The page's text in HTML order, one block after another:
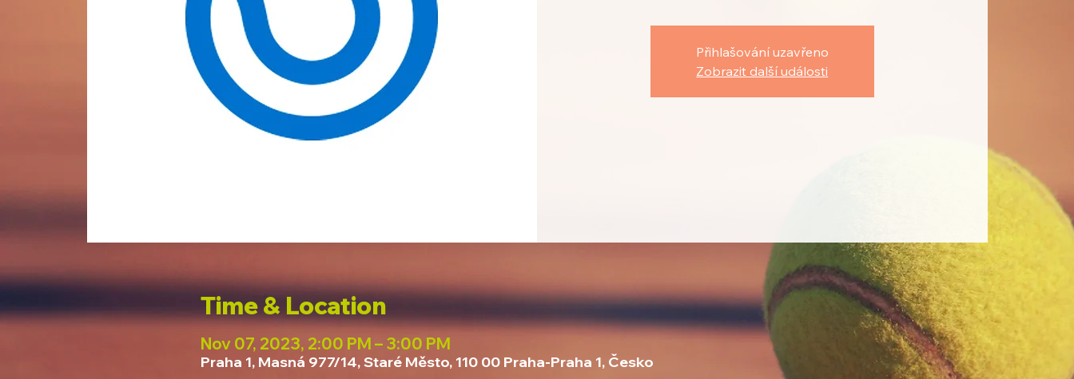
Přihlašování uzavřeno
Zobrazit další události
Time & Location
Nov 07, 2023, 2:00 PM – 3:00 PM
Praha 1, Masná 977/14, Staré Město, 110 00 Praha-Praha 1, Česko